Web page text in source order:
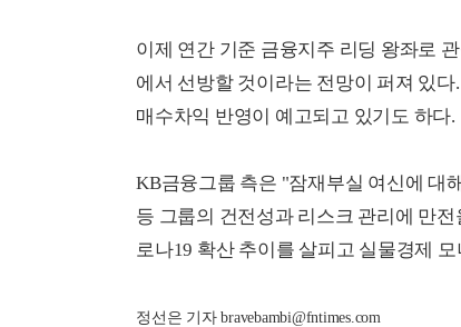
이제 연간 기준 금융지주 리딩 왕좌로
에서 선방할 것이라는 전망이 퍼져 있
매수차익 반영이 예고되고 있기도 하다.
KB금융그룹 측은 "잠재부실 여신에 대
등 그룹의 건전성과 리스크 관리에 만
로나19 확산 추이를 살피고 실물경제
정선은 기자 bravebambi@fntimes.com